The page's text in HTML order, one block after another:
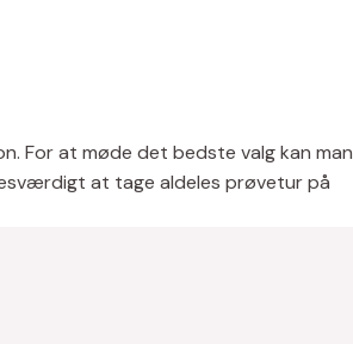
For at møde det bedste valg kan man
at tage aldeles prøvetur på